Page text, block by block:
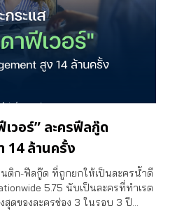
เวอร์” ละครฟีลกู๊ด
ล้านครั้ง
นติก-ฟีลกู๊ด ที่ถูกยกให้เป็นละครน้ำดี
5.75 นับเป็นละครที่ทำเรต
สุดของละครช่อง 3 ในรอบ 3 ปี…